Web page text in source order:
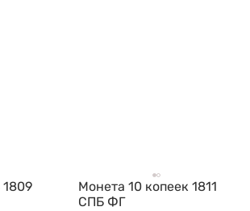
1809
Монета 10 копеек 1811
СПБ ФГ